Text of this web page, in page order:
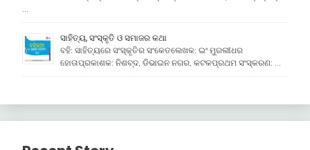
ସାହିତ୍ୟ, ସଂସ୍କୃତି ଓ ସମାଜର କଥା
ବହି: ସାହିତ୍ୟରେ ସଂସ୍କୃତିର ସଂକେତଲେଖକ: ଇଂ ମୁରଲୀଧର
ହୋତାପ୍ରକାଶକ: ନିଶବ୍ଦ, ଡିଭାଇନ ନଗର, କଟକପ୍ରଥମ ସଂସ୍କରଣ: …